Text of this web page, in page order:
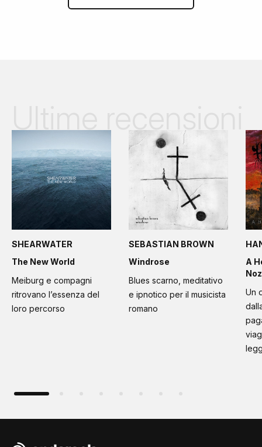
SHEARWATER
The New World
Meiburg e compagni
ritrovano l’essenza del
loro percorso
SEBASTIAN BROWN
Windrose
Blues scarno, meditativo
e ipnotico per il musicista
romano
A
Noz
Un